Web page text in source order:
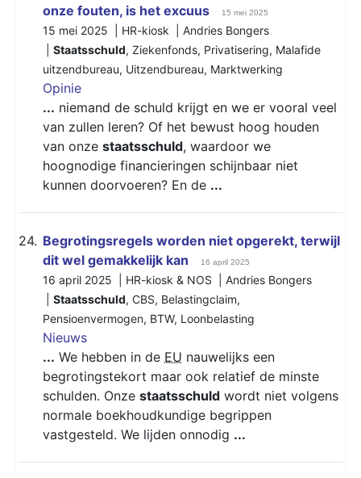
onze fouten, is het excuus
15 mei 2025
15 mei 2025 | HR-kiosk | Andries Bongers
Staatsschuld, Ziekenfonds, Privatisering, Malafide
uitzendbureau, Uitzendbureau, Marktwerking
Opinie
... niemand de schuld krijgt en we er vooral veel
van zullen leren? Of het bewust hoog houden
van onze staatsschuld, waardoor we
hoognodige financieringen schijnbaar niet
kunnen doorvoeren? En de ...
24. Begrotingsregels worden niet opgerekt, terwijl
dit wel gemakkelijk kan
16 april 2025
16 april 2025 | HR-kiosk & NOS | Andries Bongers
Staatsschuld, CBS, Belastingclaim,
Pensioenvermogen, BTW, Loonbelasting
Nieuws
... We hebben in de EU nauwelijks een
begrotingstekort maar ook relatief de minste
schulden. Onze staatsschuld wordt niet volgens
normale boekhoudkundige begrippen
vastgesteld. We lijden onnodig ...